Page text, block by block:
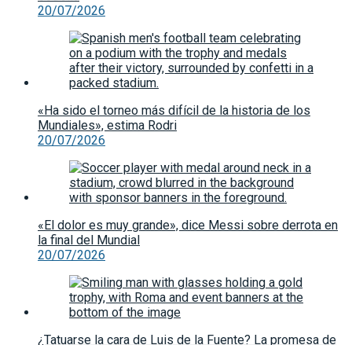
20/07/2026
«Ha sido el torneo más difícil de la historia de los
Mundiales», estima Rodri
20/07/2026
«El dolor es muy grande», dice Messi sobre derrota en
la final del Mundial
20/07/2026
¿Tatuarse la cara de Luis de la Fuente? La promesa de